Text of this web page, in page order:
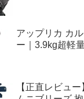
アップリカ カ
ー｜3.9kg超軽
【正直レビュ